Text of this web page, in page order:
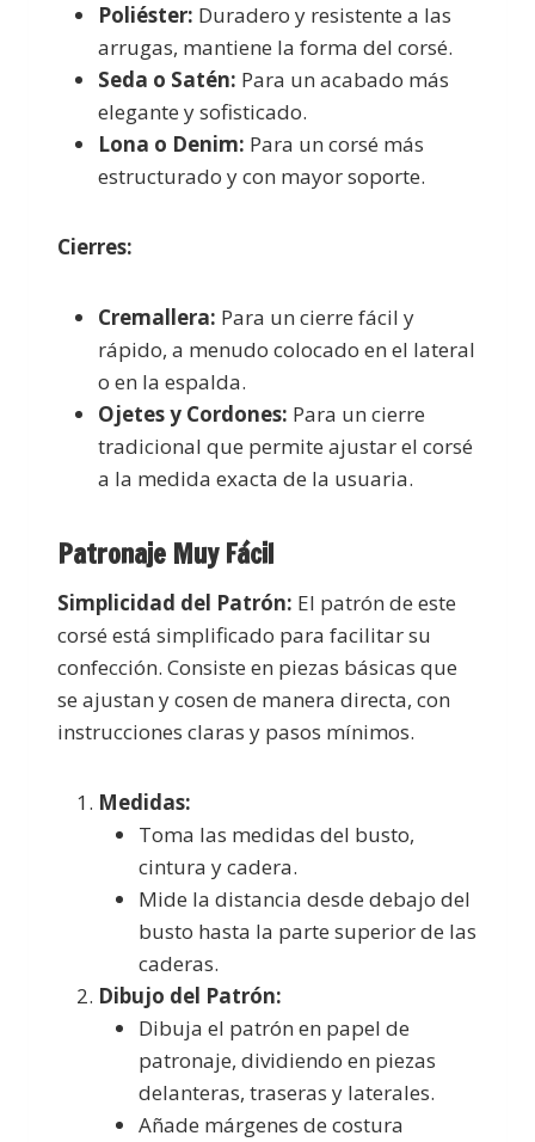
Poliéster: Duradero y resistente a las
arrugas, mantiene la forma del corsé.
Seda o Satén: Para un acabado más
elegante y sofisticado.
Lona o Denim: Para un corsé más
estructurado y con mayor soporte.
Cierres:
Cremallera: Para un cierre fácil y
rápido, a menudo colocado en el lateral
o en la espalda.
Ojetes y Cordones: Para un cierre
tradicional que permite ajustar el corsé
a la medida exacta de la usuaria.
Patronaje Muy Fácil
Simplicidad del Patrón: El patrón de este
corsé está simplificado para facilitar su
confección. Consiste en piezas básicas que
se ajustan y cosen de manera directa, con
instrucciones claras y pasos mínimos.
Medidas:
Toma las medidas del busto,
cintura y cadera.
Mide la distancia desde debajo del
busto hasta la parte superior de las
caderas.
Dibujo del Patrón:
Dibuja el patrón en papel de
patronaje, dividiendo en piezas
delanteras, traseras y laterales.
Añade márgenes de costura